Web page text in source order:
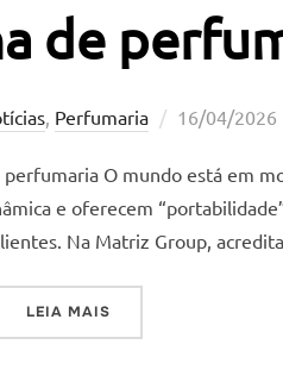
de
, Perfumaria
Postado
16/04/2026
O mundo está em
e oferecem
Na Matriz Group,
LEIA MAIS“TRANSFORMANDO